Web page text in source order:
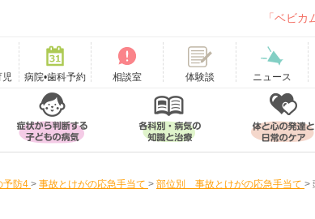
「ベビカ
児 病院•歯科予約 相談室 体験談 ニュース
予防4 > 事故とけがの応急手当て > 部位別 事故とけがの応急手当て >